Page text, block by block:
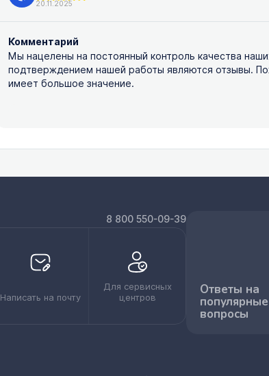
20.11.2025
Комментарий
Мы нацелены на постоянный контроль качества
подтверждением нашей работы являются отзывы.
имеет большое значение.
8 800 550-09-39
Написать на почту
Для сервисных
центров
Ответы на
популярные
вопросы